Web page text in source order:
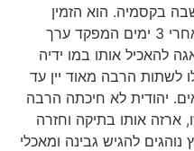
הוא הזמין
אותה להישאר והיא לא סירבה. אחרי 3 ימים המפקד ערך
להאכיל אותו במו ידיה
הרבה מאוד יין עד
יהודית לא חיכתה הרבה
אותו בתיקה וחזרה
להגיש גבינה ומאכלי